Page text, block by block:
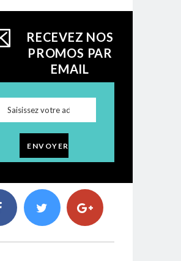
RECEVEZ NOS
PROMOS PAR
EMAIL
ENVOYER